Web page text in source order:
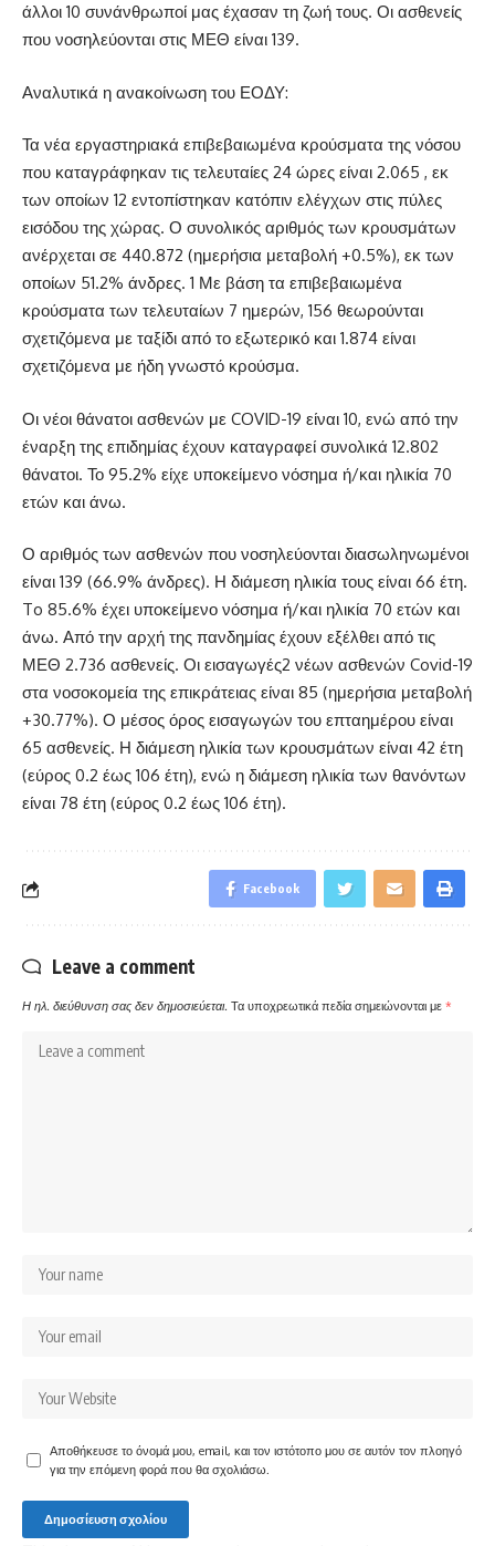
άλλοι 10 συνάνθρωποί μας έχασαν τη ζωή τους. Οι ασθενείς
που νοσηλεύονται στις ΜΕΘ είναι 139.
Αναλυτικά η ανακοίνωση του ΕΟΔΥ:
Τα νέα εργαστηριακά επιβεβαιωμένα κρούσματα της νόσου
που καταγράφηκαν τις τελευταίες 24 ώρες είναι 2.065 , εκ
των οποίων 12 εντοπίστηκαν κατόπιν ελέγχων στις πύλες
εισόδου της χώρας. Ο συνολικός αριθμός των κρουσμάτων
ανέρχεται σε 440.872 (ημερήσια μεταβολή +0.5%), εκ των
οποίων 51.2% άνδρες. 1 Με βάση τα επιβεβαιωμένα
κρούσματα των τελευταίων 7 ημερών, 156 θεωρούνται
σχετιζόμενα με ταξίδι από το εξωτερικό και 1.874 είναι
σχετιζόμενα με ήδη γνωστό κρούσμα.
Οι νέοι θάνατοι ασθενών με COVID-19 είναι 10, ενώ από την
έναρξη της επιδημίας έχουν καταγραφεί συνολικά 12.802
θάνατοι. Το 95.2% είχε υποκείμενο νόσημα ή/και ηλικία 70
ετών και άνω.
Ο αριθμός των ασθενών που νοσηλεύονται διασωληνωμένοι
είναι 139 (66.9% άνδρες). Η διάμεση ηλικία τους είναι 66 έτη.
To 85.6% έχει υποκείμενο νόσημα ή/και ηλικία 70 ετών και
άνω. Από την αρχή της πανδημίας έχουν εξέλθει από τις
ΜΕΘ 2.736 ασθενείς. Οι εισαγωγές2 νέων ασθενών Covid-19
στα νοσοκομεία της επικράτειας είναι 85 (ημερήσια μεταβολή
+30.77%). Ο μέσος όρος εισαγωγών του επταημέρου είναι
65 ασθενείς. Η διάμεση ηλικία των κρουσμάτων είναι 42 έτη
(εύρος 0.2 έως 106 έτη), ενώ η διάμεση ηλικία των θανόντων
είναι 78 έτη (εύρος 0.2 έως 106 έτη).
Facebook
Leave a comment
Η ηλ. διεύθυνση σας δεν δημοσιεύεται. Τα υποχρεωτικά πεδία σημειώνονται με *
Αποθήκευσε το όνομά μου, email, και τον ιστότοπο μου σε αυτόν τον πλοηγό
για την επόμενη φορά που θα σχολιάσω.